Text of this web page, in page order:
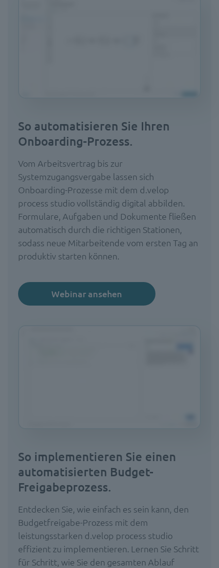
So automatisieren Sie Ihren
Onboarding-Prozess.
Vom Arbeitsvertrag bis zur
Systemzugangsvergabe lassen sich
Onboarding-Prozesse mit dem d.velop
process studio vollständig digital abbilden.
Formulare, Aufgaben und Dokumente fließen
automatisch durch die richtigen Stationen,
sodass neue Mitarbeitende vom ersten Tag an
produktiv starten können.
Webinar ansehen
So implementieren Sie einen
automatisierten Budget-
Freigabeprozess.
Entdecken Sie, wie einfach es sein kann, den
Budgetfreigabe-Prozess mit dem
leistungsstarken d.velop process studio
effizient zu implementieren. Lernen Sie Schritt
für Schritt, wie Sie den gesamten Ablauf